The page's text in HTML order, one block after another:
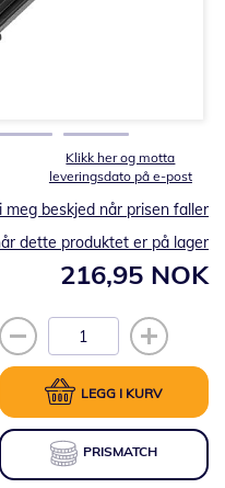
Klikk her og motta
leveringsdato på e-post
216,95 NOK
meg beskjed når prisen faller
dette produktet er på lager
LEGG I KURV
PRISMATCH